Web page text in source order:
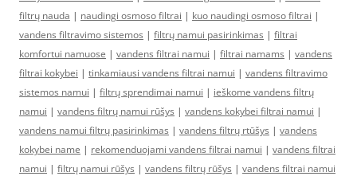
filtrų nauda | naudingi osmoso filtrai | kuo naudingi osmoso filtrai |
vandens filtravimo sistemos | filtrų namui pasirinkimas | filtrai
komfortui namuose | vandens filtrai namui | filtrai namams | vandens
filtrai kokybei | tinkamiausi vandens filtrai namui | vandens filtravimo
sistemos namui | filtrų sprendimai namui | ieškome vandens filtrų
namui | vandens filtrų namui rūšys | vandens kokybei filtrai namui |
vandens namui filtrų pasirinkimas | vandens filtrų rtūšys | vandens
kokybei name | rekomenduojami vandens filtrai namui | vandens filtrai
namui | filtrų namui rūšys | vandens filtrų rūšys | vandens filtrai namui